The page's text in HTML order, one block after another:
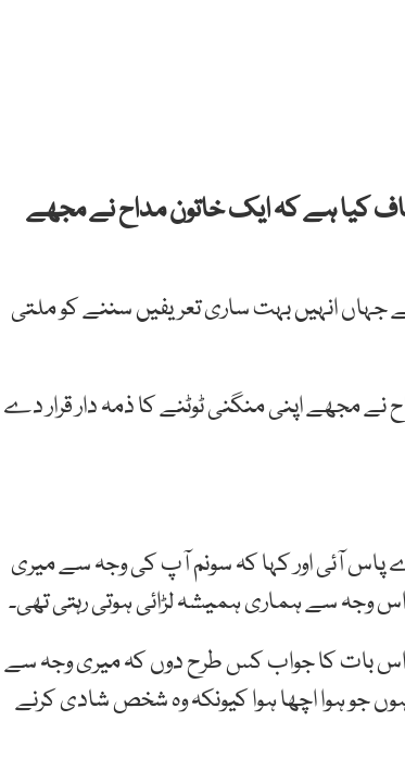
کیا ہے کہ ایک خاتون مداح نے مجھے
جہاں انہیں بہت ساری تعریفیں سننے کو ملتی
نے مجھے اپنی منگنی ٹوٹنے کا ذمہ دار قرار دے
پاس آئی اور کہا کہ سونم آپ کی وجہ سے میری
اس وجہ سے ہماری ہمیشہ لڑائی ہوتی رہتی تھی۔
اس بات کا جواب کس طرح دوں کہ میری وجہ سے
جو ہوا اچھا ہوا کیونکہ وہ شخص شادی کرنے